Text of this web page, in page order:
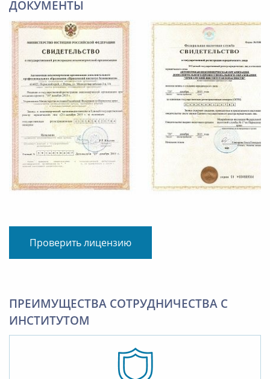
ДОКУМЕНТЫ
Проверить лицензию
ПРЕИМУЩЕСТВА СОТРУДНИЧЕСТВА С
ИНСТИТУТОМ